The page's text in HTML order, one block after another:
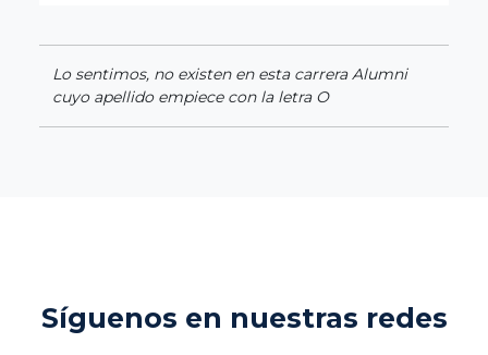
Lo sentimos, no existen en esta carrera Alumni
cuyo apellido empiece con la letra O
Síguenos en nuestras redes